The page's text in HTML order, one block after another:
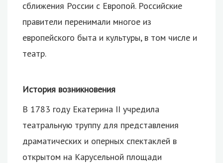
сближения России с Европой. Российские
правители перенимали многое из
европейского быта и культуры, в том числе и
театр.
История возникновения
В 1783 году Екатерина II учредила
театральную труппу для представления
драматических и оперных спектаклей в
открытом на Карусельной площади